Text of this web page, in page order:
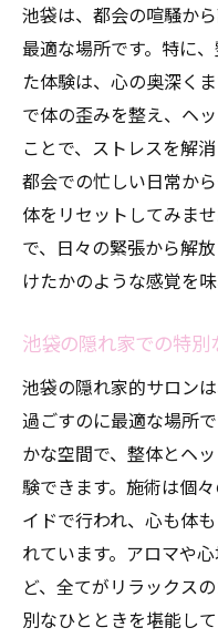
池袋は、都会の喧騒か
最適な場所です。特に
た体験は、心の奥深く
で体の歪みを整え、ヘ
ことで、ストレスを解
都会での忙しい日常か
体をリセットしてみま
で、日々の緊張から解
けたかのような感覚を
池袋の隠れ家での特別
池袋の隠れ家的サロン
過ごすのに最適な場所
かな空間で、整体とヘ
験できます。施術は個
イドで行われ、心も体
れています。アロマや
ど、全てがリラックス
別なひとときを堪能し